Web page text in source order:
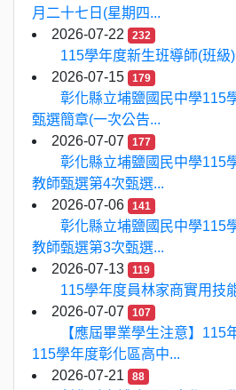
月二十七日(星期四...
2026-07-22
232
115學年度新生班導師(班級
2026-07-15
179
彰化縣立埔鹽國民中學115
甄選簡章(一次公告...
2026-07-07
177
彰化縣立埔鹽國民中學115
教師甄選第4次甄選...
2026-07-06
141
彰化縣立埔鹽國民中學115
教師甄選第3次甄選...
2026-07-13
119
115學年度員林家商實用技
2026-07-07
107
【應屆畢業學生注意】115
115學年度彰化區高中...
2026-07-21
88